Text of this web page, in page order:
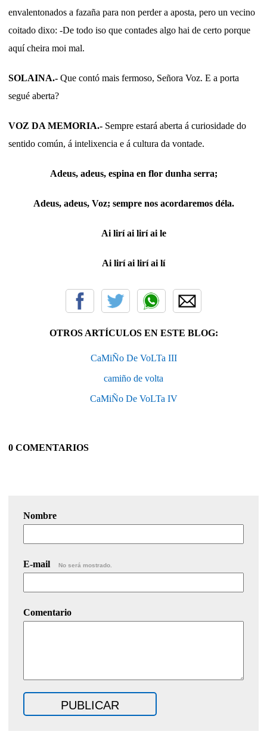
envalentonados a fazaña para non perder a aposta, pero un vecino
coitado dixo: -De todo iso que contades algo hai de certo porque
aquí cheira moi mal.
SOLAINA.- Que contó mais fermoso, Señora Voz. E a porta
segué aberta?
VOZ DA MEMORIA.- Sempre estará aberta á curiosidade do
sentido común, á intelixencia e á cultura da vontade.
Adeus, adeus, espina en flor dunha serra;
Adeus, adeus, Voz; sempre nos acordaremos déla.
Ai lirí ai lirí ai le
Ai lirí ai lirí ai lí
OTROS ARTÍCULOS EN ESTE BLOG:
CaMiÑo De VoLTa III
camiño de volta
CaMiÑo De VoLTa IV
0 COMENTARIOS
Nombre
E-mail No será mostrado.
Comentario